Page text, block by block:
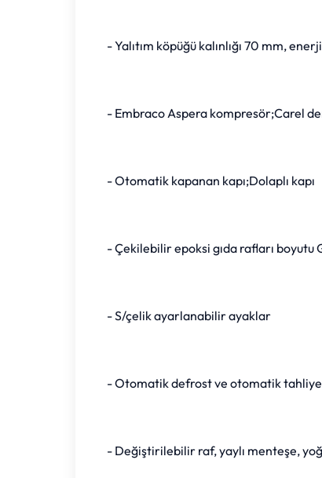
- Yalıtım köpüğü kalınlığı 70 mm,
- Embraco Aspera kompresör;Carel
- Otomatik kapanan kapı;Dolaplı kapı
- Çekilebilir epoksi gıda rafları boyutu
- S/çelik ayarlanabilir ayaklar
- Otomatik defrost ve otomatik tahliye
- Değiştirilebilir raf, yaylı menteşe,